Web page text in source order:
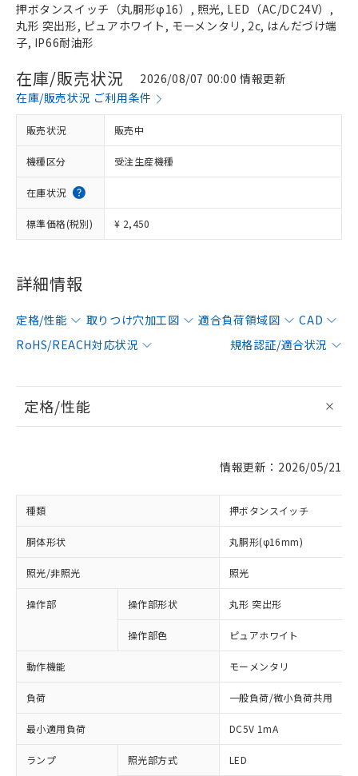
押ボタンスイッチ（丸胴形φ16）, 照光, LED（AC/DC24V）,
丸形 突出形, ピュアホワイト, モーメンタリ, 2c, はんだづけ端
子, IP66耐油形
在庫/販売状況
2026/08/07 00:00 情報更新
在庫/販売状況 ご利用条件
販売状況 販売中
機種区分 受注生産機種
在庫状況
標準価格(税別) ¥ 2,450
詳細情報
定格/性能 取りつけ穴加工図 適合負荷領域図
CAD
RoHS/REACH対応状況
規格認証/適合状況
定格/性能
情報更新：2026/05/21
種類 押ボタンスイッチ
胴体形状 丸胴形(φ16mm)
照光/非照光 照光
操作部 操作部形状 丸形 突出形
操作部色 ピュアホワイト
動作機能 モーメンタリ
負荷 一般負荷/微小負荷共用
最小適用負荷 DC5V 1mA
ランプ 照光部方式 LED